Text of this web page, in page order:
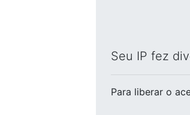
Seu IP fez
Para liberar o